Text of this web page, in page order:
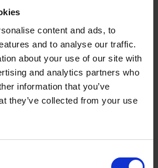
content and ads, to
and to analyse our traffic.
about your use of our site with
and analytics partners who
information that you’ve
they’ve collected from your use
– Coleg Y